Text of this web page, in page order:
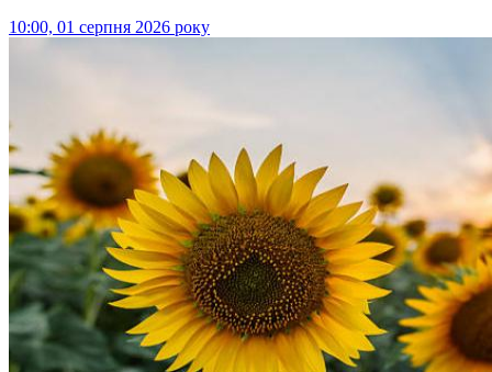
10:00, 01 серпня 2026 року